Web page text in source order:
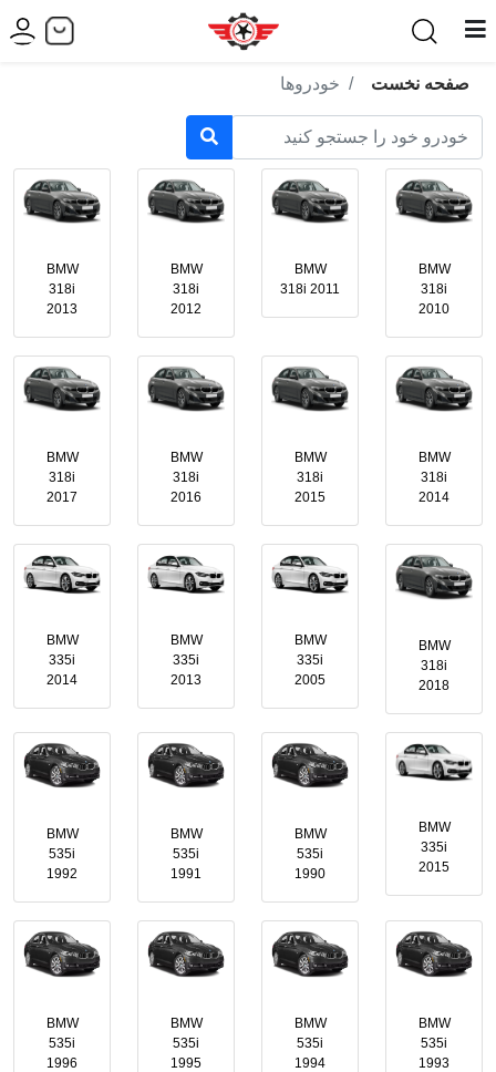
صفحه نخست خودروها
BMW
318i
2010
BMW
318i 2011
BMW
318i
2012
BMW
318i
2013
BMW
318i
2014
BMW
318i
2015
BMW
318i
2016
BMW
318i
2017
BMW
318i
2018
BMW
335i
2005
BMW
335i
2013
BMW
335i
2014
BMW
335i
2015
BMW
535i
1990
BMW
535i
1991
BMW
535i
1992
BMW
535i
1993
BMW
535i
1994
BMW
535i
1995
BMW
535i
1996